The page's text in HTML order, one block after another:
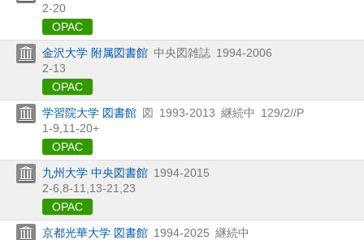
2-20
OPAC
金沢大学 附属図書館 中央図雑誌 1994-2006
2-13
OPAC
学習院大学 図書館 図 1993-2013 継続中
129/2//P
1-9, 11-20+
OPAC
九州大学 中央図書館 1994-2015
2-6, 8-11, 13-21, 23
OPAC
京都光華大学 図書館 1994-2025 継続中